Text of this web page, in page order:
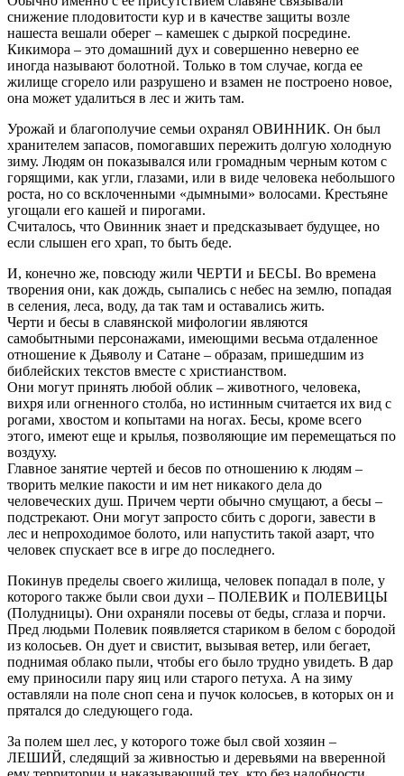
снижение плодовитости кур и в качестве защиты возле
нашеста вешали оберег – камешек с дыркой посредине.
Кикимора – это домашний дух и совершенно неверно ее
иногда называют болотной. Только в том случае, когда ее
жилище сгорело или разрушено и взамен не построено новое,
она может удалиться в лес и жить там.
Урожай и благополучие семьи охранял ОВИННИК. Он был
хранителем запасов, помогавших пережить долгую холодную
зиму. Людям он показывался или громадным черным котом с
горящими, как угли, глазами, или в виде человека небольшого
роста, но со всклоченными «дымными» волосами. Крестьяне
угощали его кашей и пирогами.
Считалось, что Овинник знает и предсказывает будущее, но
если слышен его храп, то быть беде.
И, конечно же, повсюду жили ЧЕРТИ и БЕСЫ. Во времена
творения они, как дождь, сыпались с небес на землю, попадая
в селения, леса, воду, да так там и оставались жить.
Черти и бесы в славянской мифологии являются
самобытными персонажами, имеющими весьма отдаленное
отношение к Дьяволу и Сатане – образам, пришедшим из
библейских текстов вместе с христианством.
Они могут принять любой облик – животного, человека,
вихря или огненного столба, но истинным считается их вид с
рогами, хвостом и копытами на ногах. Бесы, кроме всего
этого, имеют еще и крылья, позволяющие им перемещаться по
воздуху.
Главное занятие чертей и бесов по отношению к людям –
творить мелкие пакости и им нет никакого дела до
человеческих душ. Причем черти обычно смущают, а бесы –
подстрекают. Они могут запросто сбить с дороги, завести в
лес и непроходимое болото, или напустить такой азарт, что
человек спускает все в игре до последнего.
Покинув пределы своего жилища, человек попадал в поле, у
которого также были свои духи – ПОЛЕВИК и ПОЛЕВИЦЫ
(Полудницы). Они охраняли посевы от беды, сглаза и порчи.
Пред людьми Полевик появляется стариком в белом с бородой
из колосьев. Он дует и свистит, вызывая ветер, или бегает,
поднимая облако пыли, чтобы его было трудно увидеть. В дар
ему приносили пару яиц или старого петуха. А на зиму
оставляли на поле сноп сена и пучок колосьев, в которых он и
прятался до следующего года.
За полем шел лес, у которого тоже был свой хозяин –
ЛЕШИЙ, следящий за живностью и деревьями на вверенной